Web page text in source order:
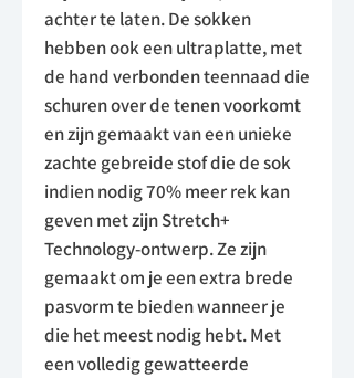
achter te laten. De sokken
hebben ook een ultraplatte, met
de hand verbonden teennaad die
schuren over de tenen voorkomt
en zijn gemaakt van een unieke
zachte gebreide stof die de sok
indien nodig 70% meer rek kan
geven met zijn Stretch+
Technology-ontwerp. Ze zijn
gemaakt om je een extra brede
pasvorm te bieden wanneer je
die het meest nodig hebt. Met
een volledig gewatteerde